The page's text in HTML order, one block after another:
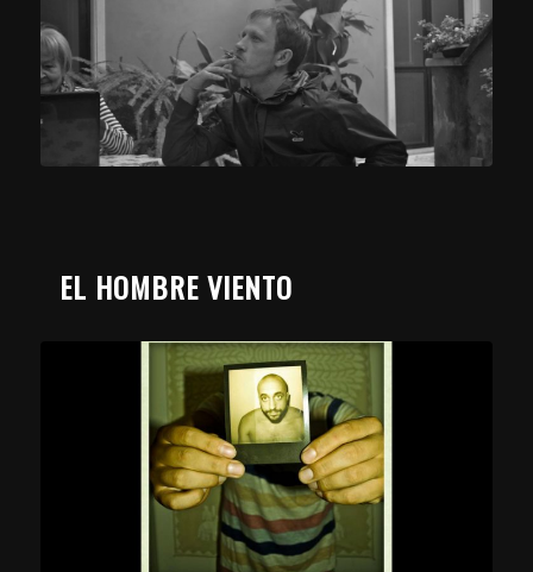
EL HOMBRE VIENTO